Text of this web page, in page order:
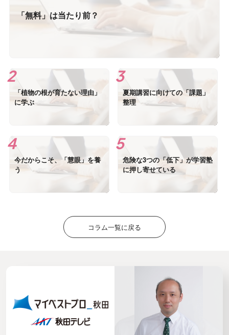
「無料」は当たり前？
「植物の根が育たない理由」
に学ぶ
夏期講習に向けての「課題」
整理
今だからこそ、「慧眼」を養
う
危険な3つの「低下」が学習塾
に押し寄せている
コラム一覧に戻る